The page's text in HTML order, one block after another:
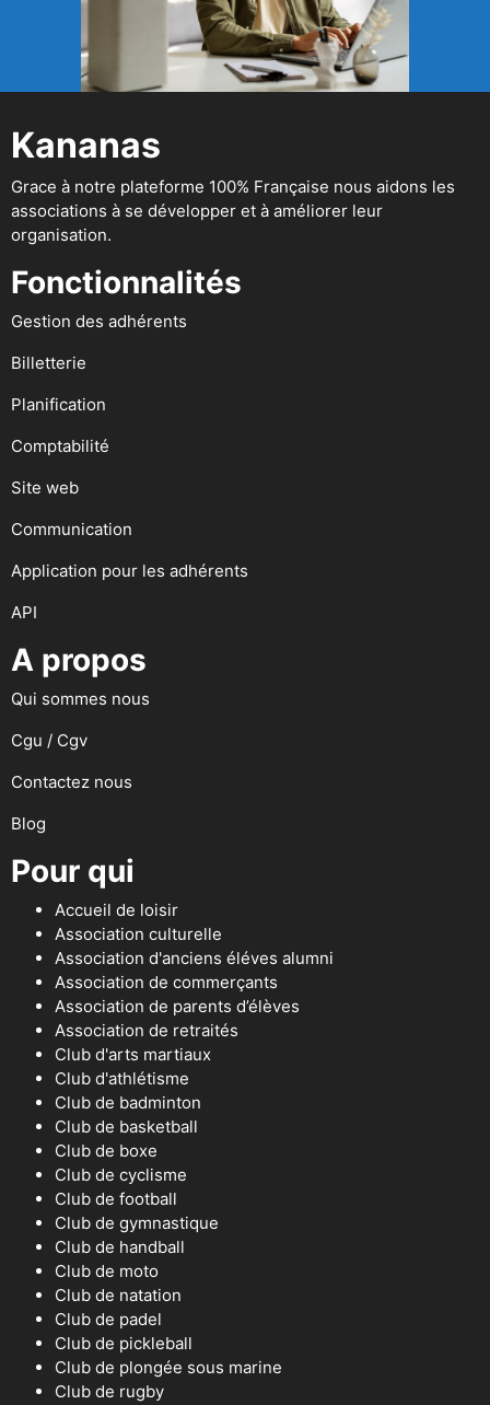
Kananas
Grace à notre plateforme 100% Française nous aidons les
associations à se développer et à améliorer leur
organisation.
Fonctionnalités
Gestion des adhérents
Billetterie
Planification
Comptabilité
Site web
Communication
Application pour les adhérents
API
A propos
Qui sommes nous
Cgu / Cgv
Contactez nous
Blog
Pour qui
Accueil de loisir
Association culturelle
Association d'anciens éléves alumni
Association de commerçants
Association de parents d’élèves
Association de retraités
Club d'arts martiaux
Club d'athlétisme
Club de badminton
Club de basketball
Club de boxe
Club de cyclisme
Club de football
Club de gymnastique
Club de handball
Club de moto
Club de natation
Club de padel
Club de pickleball
Club de plongée sous marine
Club de rugby